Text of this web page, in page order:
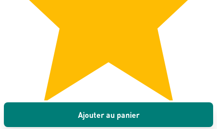
Ajouter au panier